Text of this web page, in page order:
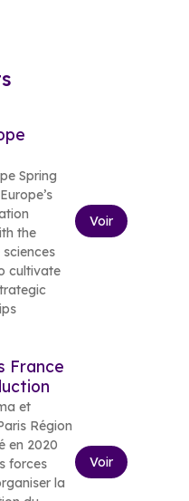
Spring
the
cultivate
Voir
France
et
Région
en 2020
forces
la
Voir